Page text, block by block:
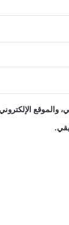
والموقع